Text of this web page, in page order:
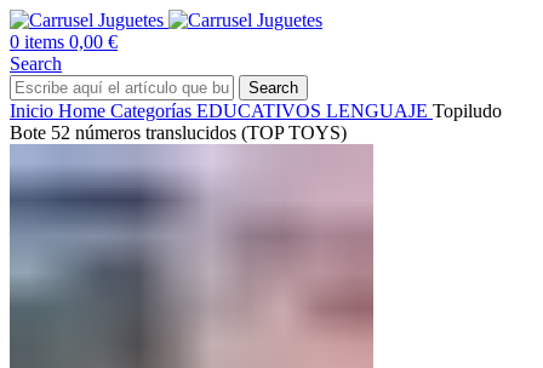
0 items 0,00 €
Search
Search
Inicio Home Categorías EDUCATIVOS LENGUAJE Topiludo
Bote 52 números translucidos (TOP TOYS)